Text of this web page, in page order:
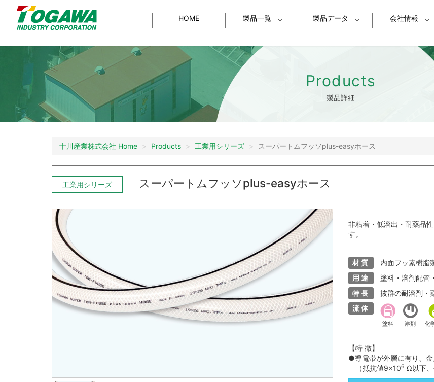
HOME 製品一覧
Products
製品一覧
一覧を見る
製品データ
Data
製品データ
特注対応 シリーズ選定表
耐薬品・耐油データ
会社情報
Company
会社情報
トップメッセージ
Downloads
資料ダウンロード
工業用ホース
MEGA耐油サンブレーホース スーパーサ
MEGAタッチ
MEGA発泡ホース スーパー
透明ビニールチューブ
スーパートムフッソチューブ スーパートム
MEGAハイプレッシャーホース
ケミカル
耐熱エコホース ピュアフーズホース
サンペイントホース（PBアース線入り） サンペイントホース
スーパーウィンソフトホースⅡ
クアトロPROホース（高圧専用）
サンテックエアーリール
コネクトチューブ（CH） コネク
農・園芸用ホース
防藻エコグリーンホース ファミリー ゴールデ
防藻ゴールデンソフト
耐油チューブ 吸水
土木・配線・空調用ホース
English
Products
製品詳細
十川産業株式会社 Home Products 工業用シリーズ スーパートムフッソplus-easyホース
工業用シリーズ スーパートムフッソplus-easyホース
非粘着・低溶出・耐薬品
す。
材質
内面フッ素樹脂
用途
塗料・溶剤配管
特長
抜群の耐溶剤・
流体
塗料 溶剤 化
【特 徴】
●導電帯が外層に有り、金
（抵抗値9×106 Ω以下、